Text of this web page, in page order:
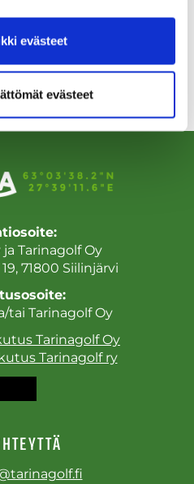
evästeet
evästeet
Tarinagolf Oy
71800 Siilinjärvi
tai Tarinagolf Oy
Tarinagolf Oy
Tarinagolf ry